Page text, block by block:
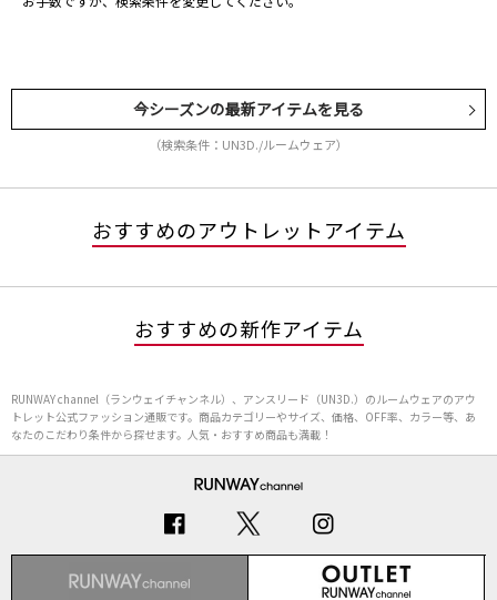
今シーズンの最新アイテムを見る
（検索条件：UN3D./ルームウェア）
おすすめのアウトレットアイテム
おすすめの新作アイテム
RUNWAY channel（ランウェイチャンネル）、アンスリード（UN3D.）のルームウェアのアウ
トレット公式ファッション通販です。商品カテゴリーやサイズ、価格、OFF率、カラー等、あ
なたのこだわり条件から探せます。人気・おすすめ商品も満載！